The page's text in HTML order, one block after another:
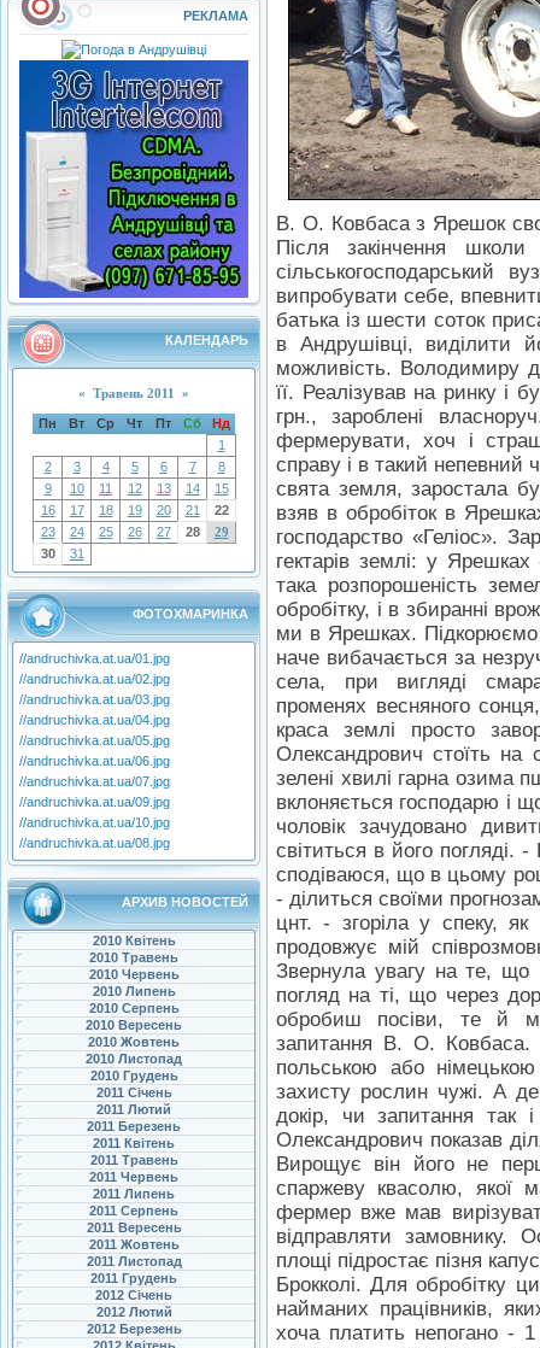
РЕКЛАМА
КАЛЕНДАРЬ
« Травень 2011 »
Пн Вт Ср Чт Пт Сб
Нд
1
2
3 4 5 6 7
8
9
10 11 12 13 14
15
16
17 18 19 20 21
22
23
24 25 26 27 28
29
30
31
ФОТОХМАРИНКА
//andruchivka.at.ua/01.jpg
//andruchivka.at.ua/02.jpg
//andruchivka.at.ua/03.jpg
//andruchivka.at.ua/04.jpg
//andruchivka.at.ua/05.jpg
//andruchivka.at.ua/06.jpg
//andruchivka.at.ua/07.jpg
//andruchivka.at.ua/09.jpg
//andruchivka.at.ua/10.jpg
//andruchivka.at.ua/08.jpg
АРХИВ НОВОСТЕЙ
2010 Квітень
2010 Травень
2010 Червень
2010 Липень
2010 Серпень
2010 Вересень
2010 Жовтень
2010 Листопад
2010 Грудень
2011 Січень
2011 Лютий
2011 Березень
2011 Квітень
2011 Травень
2011 Червень
2011 Липень
2011 Серпень
2011 Вересень
2011 Жовтень
2011 Листопад
2011 Грудень
2012 Січень
2012 Лютий
2012 Березень
В. О. Ковбаса з Ярешок
Після закінчення
сільськогосподарський
випробувати себе,
батька із шести соток
в Андрушівці, виділити
можливість. Володимиру
її. Реалізував на ринку і
грн., зароблені
фермерувати, хоч і
справу і в такий непевний
свята земля, заростала
взяв в обробіток в
господарство «Геліос».
гектарів землі: у
така розпорошеність
обробітку, і в збиранні
ми в Ярешках. Підкорюємо
наче вибачається за
села, при вигляді
променях весняного
краса землі просто
Олександрович стоїть на
зелені хвилі гарна озима
вклоняється господарю і
чоловік зачудовано
світиться в його
сподіваюся, що в цьому
- ділиться своїми
цнт. - згоріла у спеку,
продовжує мій
Звернула увагу на те, що
погляд на ті, що через
обробиш посіви, те й
запитання В. О.
польською або
захисту рослин чужі. А
докір, чи запитання так
Олександрович показав
Вирощує він його не
спаржеву квасолю, якої
фермер вже мав
відправляти замовнику.
площі підростає пізня
Брокколі. Для обробітку
найманих працівників,
хоча платить непогано -